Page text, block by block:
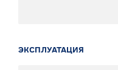
ЭКСПЛУАТАЦИЯ